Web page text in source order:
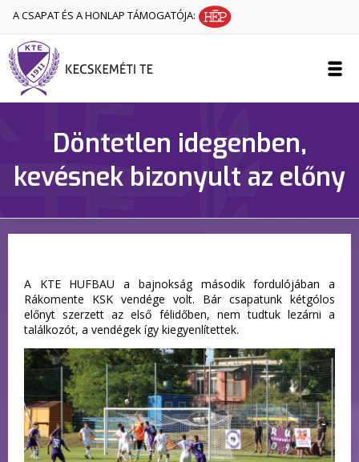
A CSAPAT ÉS A HONLAP TÁMOGATÓJA:
Döntetlen idegenben,
kevésnek bizonyult az előny
A KTE HUFBAU a bajnokság második fordulójában a
Rákomente KSK vendége volt. Bár csapatunk kétgólos
előnyt szerzett az első félidőben, nem tudtuk lezárni a
találkozót, a vendégek így kiegyenlítettek.